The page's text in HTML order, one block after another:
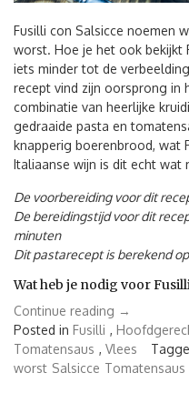
Fusilli con Salsicce noemen
worst. Hoe je het ook bekijkt
iets minder tot de
recept vind zijn oorsprong in
combinatie van heerlijke
gedraaide pasta en
knapperig boerenbrood, wat
Italiaanse wijn is dit echt
De voorbereiding voor dit
De bereidingstijd voor dit
minuten
Dit pastarecept is berekend
Wat heb je nodig voor
Continue reading “Fusilli
con
Salsicce”
→
Posted in Fusilli ,
Tomatensaus , Vlees
worst Salsicce Tomatensaus